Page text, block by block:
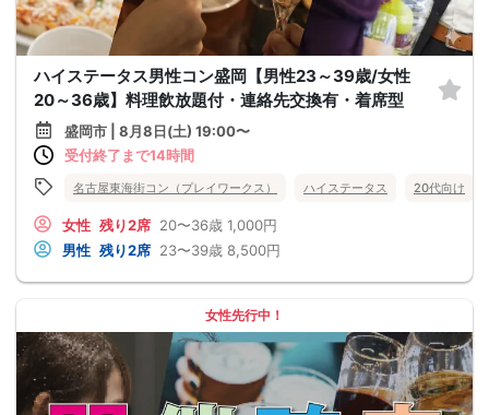
ハイステータス男性コン盛岡【男性23～39歳/女性
20～36歳】料理飲放題付・連絡先交換有・着席型
盛岡市 | 8月8日(土) 19:00〜
受付終了まで14時間
名古屋東海街コン（プレイワークス） ハイステータス 20代向け
女性 残り2席 20〜36歳 1,000円
男性 残り2席 23〜39歳 8,500円
女性先行中！